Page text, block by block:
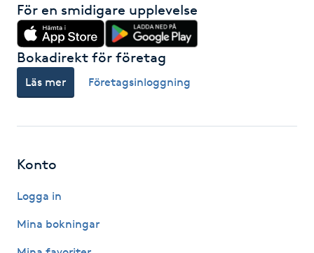
Hot Stone Massage
Hot yoga
Hudföryngring
Hudvård
För en smidigare upplevelse
Bokadirekt för företag
Läs mer Företagsinloggning
Konto
Logga in
Mina bokningar